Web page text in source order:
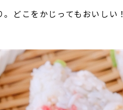
どこをかじってもおいしい！